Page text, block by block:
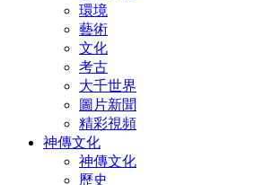
環境
藝術
文化
考古
大千世界
圖片新聞
精彩視頻
神傳文化
神傳文化
歷史